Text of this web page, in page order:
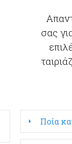
σας
Ποία